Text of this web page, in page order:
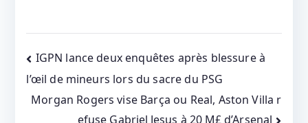
Post
navigation
IGPN lance deux enquêtes après blessure à
l’œil de mineurs lors du sacre du PSG
Morgan Rogers vise Barça ou Real, Aston Villa r
efuse Gabriel Jesus à 20 M£ d’Arsenal